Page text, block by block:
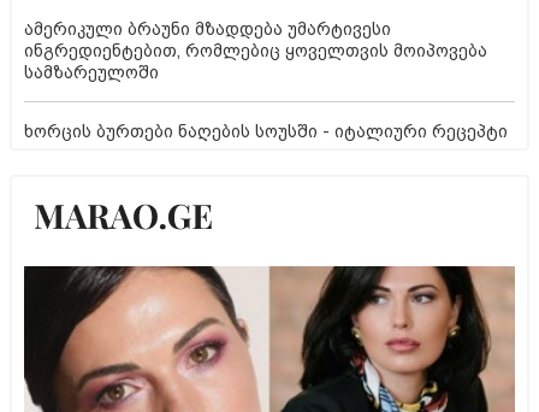
ამერიკული ბრაუნი მზადდება უმარტივესი
ინგრედიენტებით, რომლებიც ყოველთვის მოიპოვება
სამზარეულოში
ხორცის ბურთები ნაღების სოუსში - იტალიური რეცეპტი